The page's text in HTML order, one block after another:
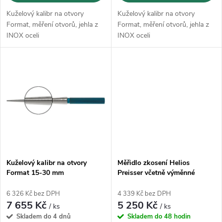
u
k
ů
u
k
ů
Kuželový kalibr na otvory
Format, měření otvorů, jehla z
INOX oceli
Kuželový kalibr na otvory
Format, měření otvorů, jehla z
INOX oceli
Kuželový kalibr na otvory
Format 15-30 mm
6 326 Kč bez DPH
7 655 Kč/ ks
Skladem do 4 dnů
Měřidlo zkosení Helios
Preisser včetně výměnné
4 339 Kč bez DPH
5 250 Kč/ ks
Skladem do 48 hodin